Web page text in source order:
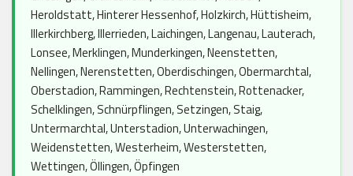
Heroldstatt, Hinterer Hessenhof, Holzkirch, Hüttisheim,
Illerkirchberg, Illerrieden, Laichingen, Langenau, Lauterach,
Lonsee, Merklingen, Munderkingen, Neenstetten,
Nellingen, Nerenstetten, Oberdischingen, Obermarchtal,
Oberstadion, Rammingen, Rechtenstein, Rottenacker,
Schelklingen, Schnürpflingen, Setzingen, Staig,
Untermarchtal, Unterstadion, Unterwachingen,
Weidenstetten, Westerheim, Westerstetten,
Wettingen, Öllingen, Öpfingen